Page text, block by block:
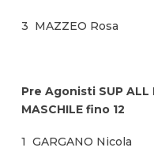
3 MAZZEO Rosa
Pre Agonisti SUP
MASCHILE fino 12
1 GARGANO Nicola